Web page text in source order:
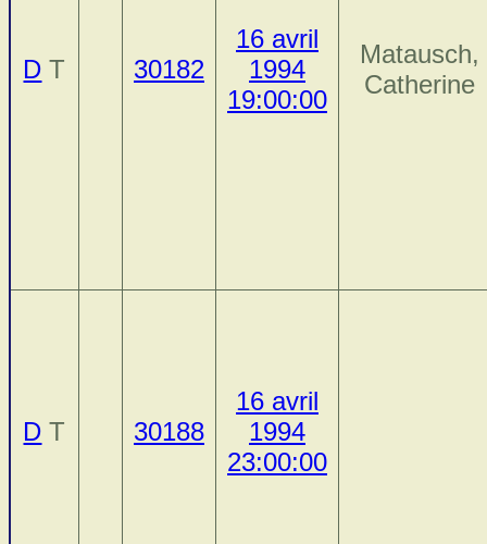
D T 30182
16 avril
1994
19:00:00
Matausch,
Catherine
D T 30188
16 avril
1994
23:00:00